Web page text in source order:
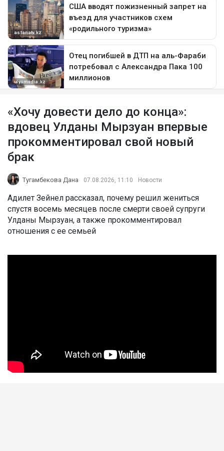
«Хочу довести дело до конца»:
вдовец Улданы Мырзуан впервые
прокомментировал свой новый
брак
Тугамбекова Дана 07.08.2026, 11:10 Новости
Адилет Зейнел рассказал, почему решил жениться
спустя восемь месяцев после смерти своей супруги
Улданы Мырзуан, а также прокомментировал
отношения с ее семьей